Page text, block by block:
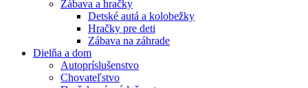
Zábava a hračky
Detské autá a kolobežky
Hračky pre deti
Zábava na záhrade
Dielňa a dom
Autopríslušenstvo
Chovateľstvo